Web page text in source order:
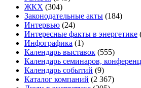
ЖКХ (304)
Законодательные акты (184)
Интервью (24)
Интересные факты в энергетике
Инфографика (1)
Календарь выставок (555)
Календарь семинаров,
Календарь событий (9)
Каталог компаний (2 367)